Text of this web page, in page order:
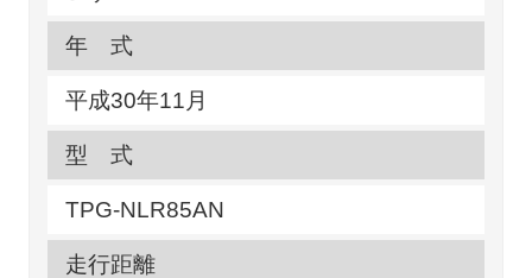
年 式
平成30年11月
型 式
TPG-NLR85AN
走行距離